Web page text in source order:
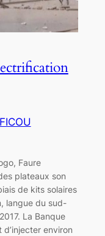
Faure
plateaux son
de kits solaires
langue du sud-
La Banque
environ